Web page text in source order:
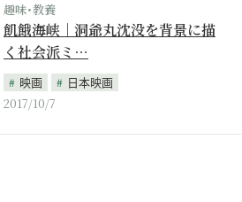
趣味･教養
飢餓海峡｜洞爺丸沈没を背景に描
く社会派ミ…
映画
日本映画
2017/10/7